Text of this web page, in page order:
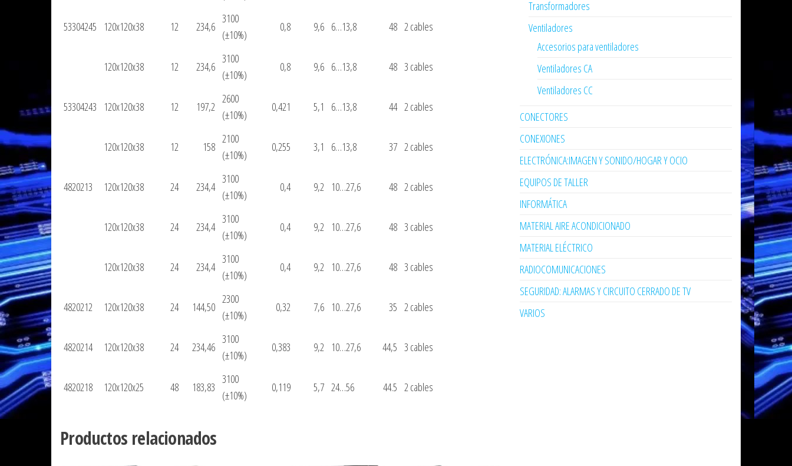
53304245 120x120x38 12 234,6
3100
(±10%)
0,8 9,6 6…13,8 48 2 cables
120x120x38 12 234,6
3100
(±10%)
0,8 9,6 6…13,8 48 3 cables
53304243 120x120x38 12 197,2
2600
(±10%)
0,421 5,1 6…13,8 44 2 cables
120x120x38 12 158
2100
(±10%)
0,255 3,1 6…13,8 37 2 cables
4820213 120x120x38 24 234,4
3100
(±10%)
0,4 9,2 10…27,6 48 2 cables
120x120x38 24 234,4
3100
(±10%)
0,4 9,2 10…27,6 48 3 cables
120x120x38 24 234,4
3100
(±10%)
0,4 9,2 10…27,6 48 3 cables
4820212 120x120x38 24 144,50
2300
(±10%)
0,32 7,6 10…27,6 35 2 cables
4820214 120x120x38 24 234,46
3100
(±10%)
0,383 9,2 10…27,6 44,5 3 cables
4820218 120x120x25 48 183,83
3100
(±10%)
0,119 5,7 24…56 44.5 2 cables
Productos relacionados
Transformadores
Ventiladores
Accesorios para ventiladores
Ventiladores CA
Ventiladores CC
CONECTORES
CONEXIONES
ELECTRÓNICA:IMAGEN Y SONIDO/HOGAR Y OCIO
EQUIPOS DE TALLER
INFORMÁTICA
MATERIAL AIRE ACONDICIONADO
MATERIAL ELÉCTRICO
RADIOCOMUNICACIONES
SEGURIDAD: ALARMAS Y CIRCUITO CERRADO DE TV
VARIOS